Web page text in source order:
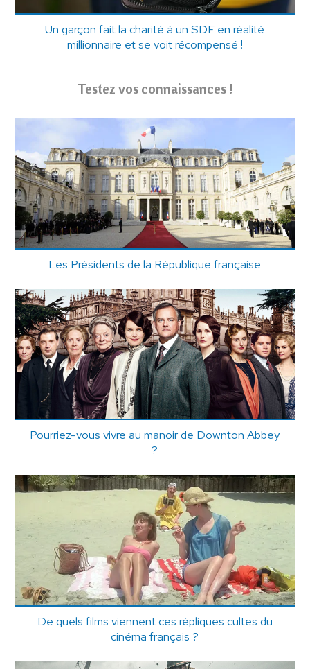
Un garçon fait la charité à un SDF en réalité
millionnaire et se voit récompensé !
Testez vos connaissances !
Les Présidents de la République française
Pourriez-vous vivre au manoir de Downton Abbey
?
De quels films viennent ces répliques cultes du
cinéma français ?